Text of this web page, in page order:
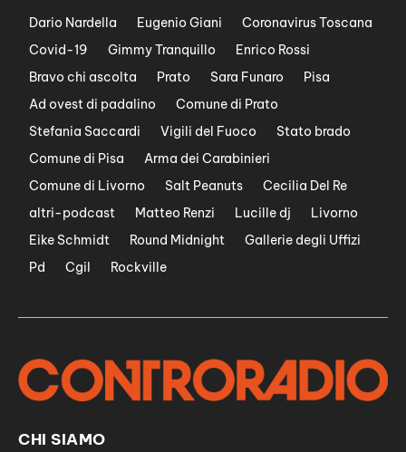
Dario Nardella
Eugenio Giani
Coronavirus Toscana
Covid-19
Gimmy Tranquillo
Enrico Rossi
Bravo chi ascolta
Prato Sara Funaro
Pisa
Ad ovest di padalino
Comune di Prato
Stefania Saccardi
Vigili del Fuoco
Stato brado
Comune di Pisa
Arma dei Carabinieri
Comune di Livorno
Salt Peanuts
Cecilia Del Re
altri-podcast
Matteo Renzi Lucille dj
Livorno
Eike Schmidt
Round Midnight
Gallerie degli Uffizi
Pd
Cgil Rockville
CHI SIAMO